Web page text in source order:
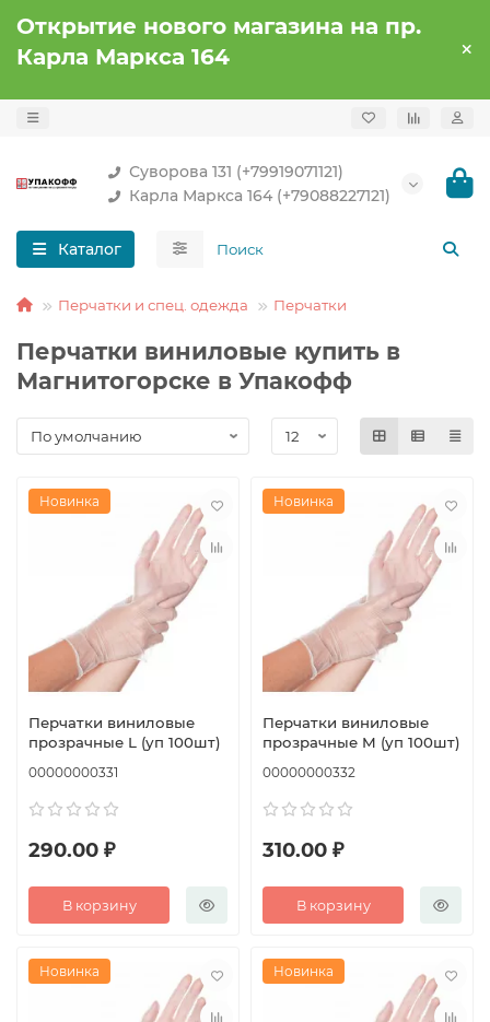
Открытие нового магазина на пр.
Карла Маркса 164
Суворова 131 (+79919071121)
Карла Маркса 164 (+79088227121)
Каталог
Перчатки и спец. одежда Перчатки
Перчатки виниловые купить в
Магнитогорске в Упакофф
Новинка
Перчатки виниловые
прозрачные L (уп 100шт)
00000000331
290.00 ₽
В корзину
Новинка
Перчатки виниловые
прозрачные M (уп 100шт)
00000000332
310.00 ₽
В корзину
Новинка Новинка